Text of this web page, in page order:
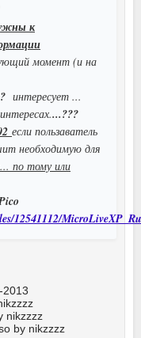
к
момент (и на
интересует ...
...???
если пользаватель
необходимую для
по тому или
12541112/
2013
nikzzzz
by nikzzzz